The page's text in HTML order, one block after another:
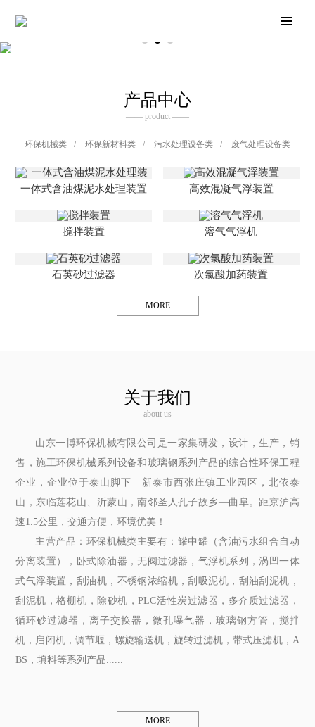
产品中心
—— product ——
环保机械类 / 环保新材料类 / 污水处理设备类 / 废气处理设备类
一体式含油煤泥水处理装置 高效混凝气浮装置
搅拌装置 溶气气浮机
石英砂过滤器 次氯酸加药装置
MORE
关于我们
—— about us ——
山东一博环保机械有限公司是一家集研发，设计，生产，销
售，施工环保机械系列设备和玻璃钢系列产品的综合性环保工程
企业，企业位于泰山脚下—新泰市西张庄镇工业园区，北依泰
山，东临莲花山、沂蒙山，南邻圣人孔子故乡—曲阜。距京沪高
速1.5公里，交通方便，环境优美！
主营产品：环保机械类主要有：罐中罐（含油污水组合自动
分离装置），卧式除油器，无阀过滤器，气浮机系列，涡凹一体
式气浮装置，刮油机，不锈钢浓缩机，刮吸泥机，刮油刮泥机，
刮泥机，格栅机，除砂机，PLC活性炭过滤器，多介质过滤器，
循环砂过滤器，离子交换器，微孔曝气器，玻璃钢方管，搅拌
机，启闭机，调节堰，螺旋输送机，旋转过滤机，带式压滤机，A
BS，填料等系列产品......
MORE